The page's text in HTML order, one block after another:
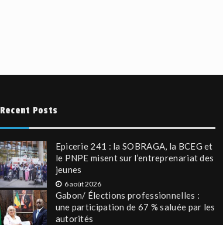
Recent Posts
Epicerie 241 : la SOBRAGA, la BCEG et
le PNPE misent sur l’entreprenariat des
jeunes
6 août 2026
Gabon/ Élections professionnelles :
une participation de 67 % saluée par les
autorités